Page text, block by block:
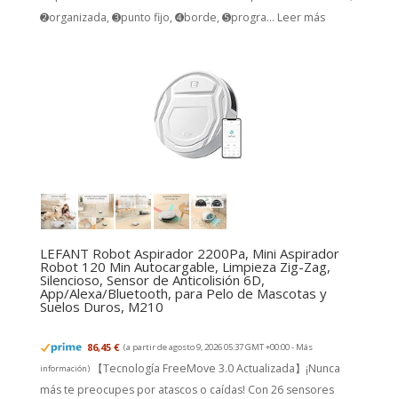
➋organizada, ➌punto fijo, ➍borde, ➎progra... Leer más
LEFANT Robot Aspirador 2200Pa, Mini Aspirador
Robot 120 Min Autocargable, Limpieza Zig-Zag,
Silencioso, Sensor de Anticolisión 6D,
App/Alexa/Bluetooth, para Pelo de Mascotas y
Suelos Duros, M210
86,45 € (a partir de agosto 9, 2026 05:37 GMT +00:00 - Más
información)
【Tecnología FreeMove 3.0 Actualizada】¡Nunca
más te preocupes por atascos o caídas! Con 26 sensores